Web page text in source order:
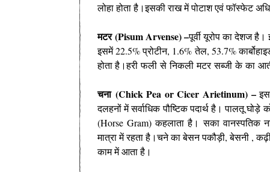
लोहा होता है।इसकी राख में पोटाश एवं फॉस्फेट
मटर (Pisum Arvense) –पूर्वी यूरोप का देशज
इसमें 22.5% प्रोटीन, 1.6% तेल, 53.7%
होता है।हरी फली से निकली मटर सब्जी के का
चना (Chick Pea or Cicer Arietinum) –
दलहनों में सर्वाधिक पौष्टिक पदार्थ है। पालतू घोड़े
(Horse Gram) कहलाता है। सका वानस्पतिक
मात्रा में रहता है।चने का बेसन पकौड़ी, बेसनी ,
काम में आता है।